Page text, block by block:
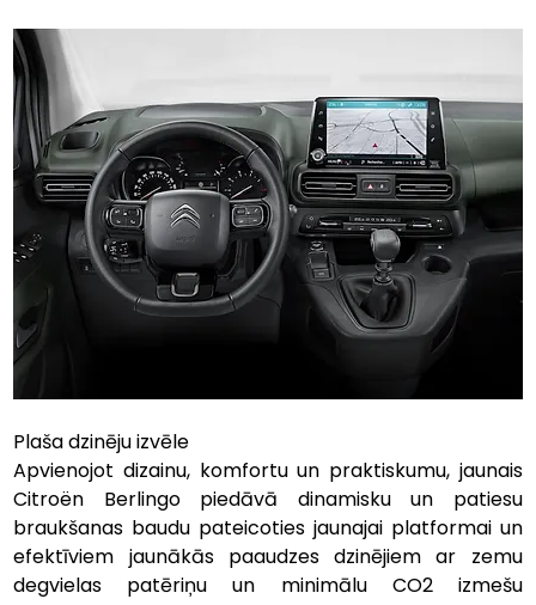
Plaša dzinēju izvēle
Apvienojot dizainu, komfortu un praktiskumu, jaunais
Citroën Berlingo piedāvā dinamisku un patiesu
braukšanas baudu pateicoties jaunajai platformai un
efektīviem jaunākās paaudzes dzinējiem ar zemu
degvielas patēriņu un minimālu CO2 izmešu